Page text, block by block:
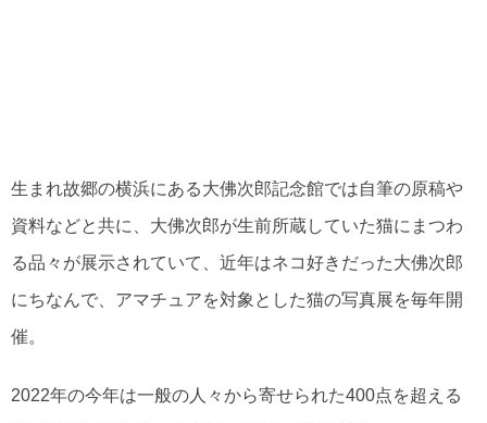
生まれ故郷の横浜にある大佛次郎記念館では自筆の原稿や
資料などと共に、大佛次郎が生前所蔵していた猫にまつわ
る品々が展示されていて、近年はネコ好きだった大佛次郎
にちなんで、アマチュアを対象とした猫の写真展を毎年開
催。
2022年の今年は一般の人々から寄せられた400点を超える